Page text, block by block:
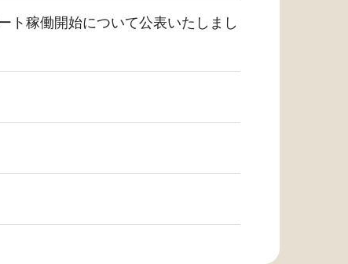
ト稼働開始について公表いたしまし